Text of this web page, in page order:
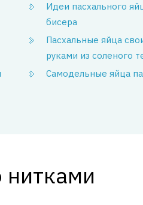
Идеи пасхального
бисера
Пасхальные яйца
руками из соленого
Самодельные яйца
нитками